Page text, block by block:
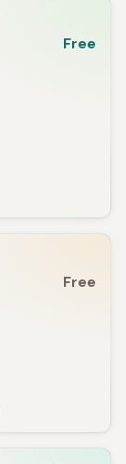
Free
Free